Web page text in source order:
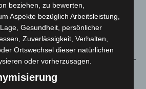
beziehen, zu bewerten,
Aspekte bezüglich Arbeitsleistung,
Gesundheit, persönlicher
Zuverlässigkeit, Verhalten,
Ortswechsel dieser natürlichen
oder vorherzusagen.